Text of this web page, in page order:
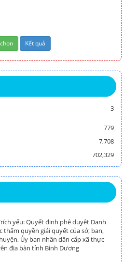
3
779
7,708
702,329
yếu: Quyết đinh phê duyệt Danh
quyền giải quyết của sở, ban,
Ủy ban nhân dân cấp xã thực
địa bàn tỉnh Bình Dương